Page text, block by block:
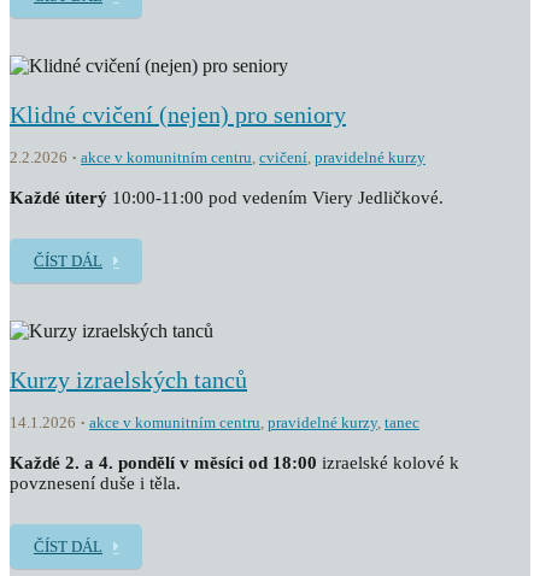
Klidné cvičení (nejen) pro seniory
2.2.2026 akce v komunitním centru, cvičení, pravidelné kurzy
Každé úterý 10:00-11:00 pod vedením Viery Jedličkové.
ČÍST DÁL
Kurzy izraelských tanců
14.1.2026 akce v komunitním centru, pravidelné kurzy, tanec
Každé 2. a 4. pondělí v měsíci od 18:00 izraelské kolové k
povznesení duše i těla.
ČÍST DÁL